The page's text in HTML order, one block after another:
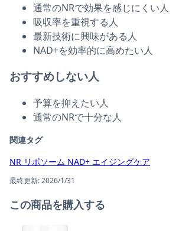
通常のNRで効果を感じにくい人
吸収率を重視する人
最新技術に興味がある人
NAD+を効率的に高めたい人
おすすめしない人
予算を抑えたい人
通常のNRで十分な人
関連タグ
NR リポソーム NAD+ エイジングケア
最終更新: 2026/1/31
この商品を購入する